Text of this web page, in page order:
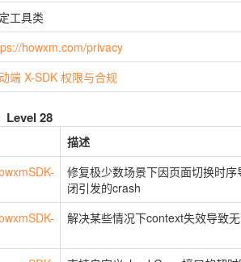
工具类
howxm.com/privacy
端 X-SDK 权限与合规
Level 28
描述
修复极少数场景下因页面切换时序
闭引发的crash
解决某些情况下context失效导致